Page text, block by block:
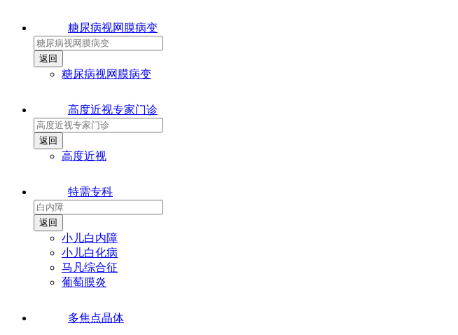
糖尿病视网膜病变
糖尿病视网膜病变
高度近视专家门诊
高度近视
特需专科
小儿白内障
小儿白化病
马凡综合征
葡萄膜炎
多焦点晶体